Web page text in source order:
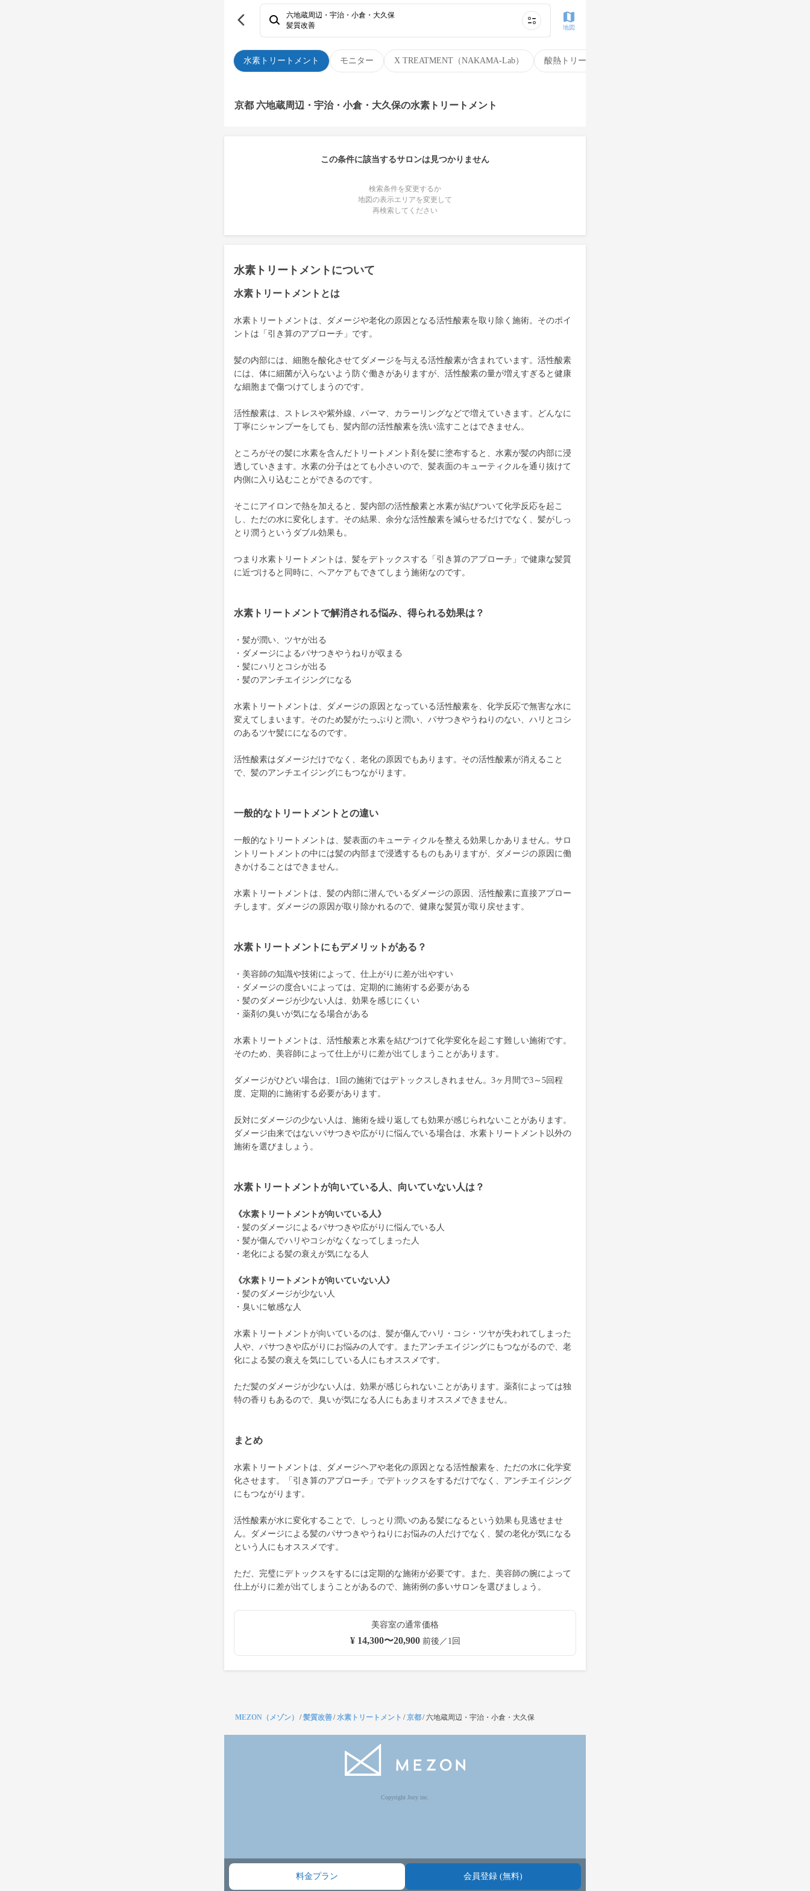
水素トリートメント モニター X TREATMENT（NAKAMA-Lab） 酸熱トリートメント
六地蔵周辺・宇治・小倉・大久保
髪質改善
地図
京都 六地蔵周辺・宇治・小倉・大久保の水素トリートメント
この条件に該当するサロンは見つかりません
検索条件を変更するか
地図の表示エリアを変更して
再検索してください
水素トリートメントについて
水素トリートメントとは
水素トリートメントは、ダメージや老化の原因となる活性酸素を取り除く施術。そのポイ
ントは「引き算のアプローチ」です。
髪の内部には、細胞を酸化させてダメージを与える活性酸素が含まれています。活性酸素
には、体に細菌が入らないよう防ぐ働きがありますが、活性酸素の量が増えすぎると健康
な細胞まで傷つけてしまうのです。
活性酸素は、ストレスや紫外線、パーマ、カラーリングなどで増えていきます。どんなに
丁寧にシャンプーをしても、髪内部の活性酸素を洗い流すことはできません。
ところがその髪に水素を含んだトリートメント剤を髪に塗布すると、水素が髪の内部に浸
透していきます。水素の分子はとても小さいので、髪表面のキューティクルを通り抜けて
内側に入り込むことができるのです。
そこにアイロンで熱を加えると、髪内部の活性酸素と水素が結びついて化学反応を起こ
し、ただの水に変化します。その結果、余分な活性酸素を減らせるだけでなく、髪がしっ
とり潤うというダブル効果も。
つまり水素トリートメントは、髪をデトックスする「引き算のアプローチ」で健康な髪質
に近づけると同時に、ヘアケアもできてしまう施術なのです。
水素トリートメントで解消される悩み、得られる効果は？
・髪が潤い、ツヤが出る
・ダメージによるパサつきやうねりが収まる
・髪にハリとコシが出る
・髪のアンチエイジングになる
水素トリートメントは、ダメージの原因となっている活性酸素を、化学反応で無害な水に
変えてしまいます。そのため髪がたっぷりと潤い、パサつきやうねりのない、ハリとコシ
のあるツヤ髪にになるのです。
活性酸素はダメージだけでなく、老化の原因でもあります。その活性酸素が消えること
で、髪のアンチエイジングにもつながります。
一般的なトリートメントとの違い
一般的なトリートメントは、髪表面のキューティクルを整える効果しかありません。サロ
ントリートメントの中には髪の内部まで浸透するものもありますが、ダメージの原因に働
きかけることはできません。
水素トリートメントは、髪の内部に潜んでいるダメージの原因、活性酸素に直接アプロー
チします。ダメージの原因が取り除かれるので、健康な髪質が取り戻せます。
水素トリートメントにもデメリットがある？
・美容師の知識や技術によって、仕上がりに差が出やすい
・ダメージの度合いによっては、定期的に施術する必要がある
・髪のダメージが少ない人は、効果を感じにくい
・薬剤の臭いが気になる場合がある
水素トリートメントは、活性酸素と水素を結びつけて化学変化を起こす難しい施術です。
そのため、美容師によって仕上がりに差が出てしまうことがあります。
ダメージがひどい場合は、1回の施術ではデトックスしきれません。3ヶ月間で3～5回程
度、定期的に施術する必要があります。
反対にダメージの少ない人は、施術を繰り返しても効果が感じられないことがあります。
ダメージ由来ではないパサつきや広がりに悩んでいる場合は、水素トリートメント以外の
施術を選びましょう。
水素トリートメントが向いている人、向いていない人は？
《水素トリートメントが向いている人》
・髪のダメージによるパサつきや広がりに悩んでいる人
・髪が傷んでハリやコシがなくなってしまった人
・老化による髪の衰えが気になる人
《水素トリートメントが向いていない人》
・髪のダメージが少ない人
・臭いに敏感な人
水素トリートメントが向いているのは、髪が傷んでハリ・コシ・ツヤが失われてしまった
人や、パサつきや広がりにお悩みの人です。またアンチエイジングにもつながるので、老
化による髪の衰えを気にしている人にもオススメです。
ただ髪のダメージが少ない人は、効果が感じられないことがあります。薬剤によっては独
特の香りもあるので、臭いが気になる人にもあまりオススメできません。
まとめ
水素トリートメントは、ダメージヘアや老化の原因となる活性酸素を、ただの水に化学変
化させます。「引き算のアプローチ」でデトックスをするだけでなく、アンチエイジング
にもつながります。
活性酸素が水に変化することで、しっとり潤いのある髪になるという効果も見逃せませ
ん。ダメージによる髪のパサつきやうねりにお悩みの人だけでなく、髪の老化が気になる
という人にもオススメです。
ただ、完璧にデトックスをするには定期的な施術が必要です。また、美容師の腕によって
仕上がりに差が出てしまうことがあるので、施術例の多いサロンを選びましょう。
美容室の通常価格
¥ 14,300〜20,900前後／1回
料金プラン 会員登録 (無料)
MEZON（メゾン） /髪質改善/水素トリートメント /京都/六地蔵周辺・宇治・小倉・大久保
Copyright Jocy inc.